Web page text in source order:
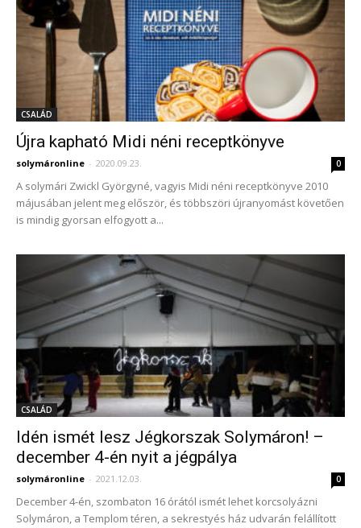
CSALÁD
Újra kapható Midi néni receptkönyve
solymáronline - 2020.09.23. 0
A solymári Zwickl Györgyné, vagyis Midi néni receptkönyve 2010
májusában jelent meg először, és többszöri újranyomást követően
is mindig gyorsan elfogyott a...
CSALÁD
Idén ismét lesz Jégkorszak Solymáron! –
december 4-én nyit a jégpálya
solymáronline - 2021.12.03. 0
December 4-én, szombaton 16 órától ismét lehet korcsolyázni
Solymáron, a Templom téren, a sekrestyés ház udvarán felállított